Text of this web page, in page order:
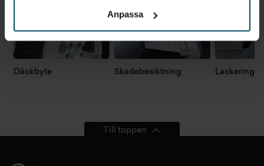
Anpassa
Däckbyte Skadebesiktning Lackering
Till toppen